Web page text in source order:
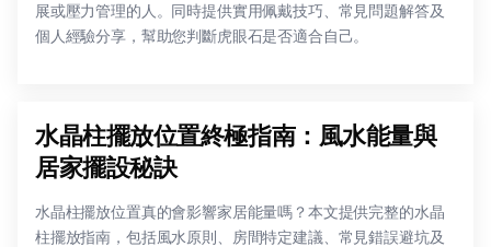
展或壓力管理的人。同時提供實用佩戴技巧、常見問題解答及
個人經驗分享，幫助您判斷虎眼石是否適合自己。
水晶柱擺放位置終極指南：風水能量與
居家擺設秘訣
水晶柱擺放位置真的會影響家居能量嗎？本文提供完整的水晶
柱擺放指南，包括風水原則、房間特定建議、常見錯誤避坑及